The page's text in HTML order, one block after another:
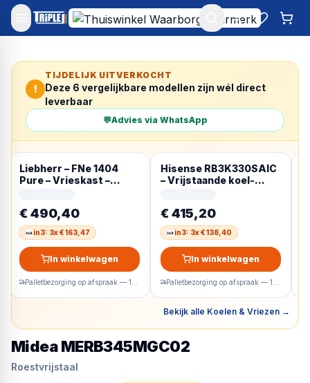
Mijn account
!
TIJDELIJK UITVERKOCHT
Deze 6 vergelijkbare modellen zijn wél direct
leverbaar
💬Advies via WhatsApp
Liebherr – FNe 1404
Pure – Vrieskast –
€ 490,40
in3: 3x € 163,47
In winkelwagen
Hisense RB3K330SAIC
– Vrijstaande koel-
Energielabel C –
Geluidsniveau 35 dB –
LED Display –
SuperCool – FastFreeze
– Deuralarm –
Kinderslot –
Interverter
Compressor –
ConnectLife
€ 415,20
in3: 3x € 138,40
In winkelwagen
Bekijk alle Koelen & Vriezen →
Midea MERB345MGC02
Roestvrijstaal